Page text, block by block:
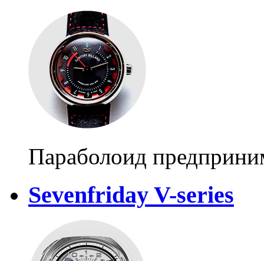
Параболоид
Sevenfriday V-series